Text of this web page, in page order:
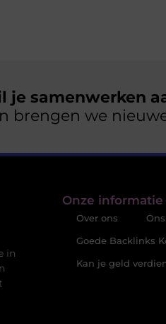
je samenwerken
brengen we
in
Onze informatie
Over ons
Goede Backlinks
Kan je geld